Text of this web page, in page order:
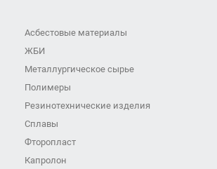
Асбестовые материалы
ЖБИ
Металлургическое сырье
Полимеры
Резинотехнические изделия
Сплавы
Фторопласт
Капролон